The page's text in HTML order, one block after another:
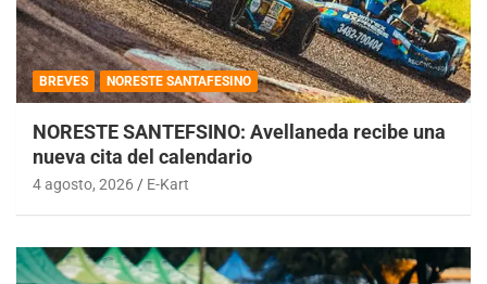
BREVES NORESTE SANTAFESINO
NORESTE SANTEFSINO: Avellaneda recibe una
nueva cita del calendario
4 agosto, 2026 E-Kart